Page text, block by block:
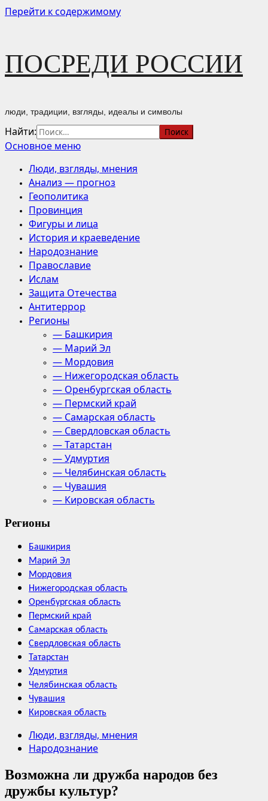
Перейти к содержимому
ПОСРЕДИ РОССИИ
люди, традиции, взгляды, идеалы и символы
Найти:
Основное меню
Люди, взгляды, мнения
Анализ — прогноз
Геополитика
Провинция
Фигуры и лица
История и краеведение
Народознание
Православие
Ислам
Защита Отечества
Антитеррор
Регионы
— Башкирия
— Марий Эл
— Мордовия
— Нижегородская область
— Оренбургская область
— Пермский край
— Самарская область
— Свердловская область
— Татарстан
— Удмуртия
— Челябинская область
— Чувашия
— Кировская область
Регионы
Башкирия
Марий Эл
Мордовия
Нижегородская область
Оренбургская область
Пермский край
Самарская область
Свердловская область
Татарстан
Удмуртия
Челябинская область
Чувашия
Кировская область
Люди, взгляды, мнения
Народознание
Возможна ли дружба народов без
дружбы культур?